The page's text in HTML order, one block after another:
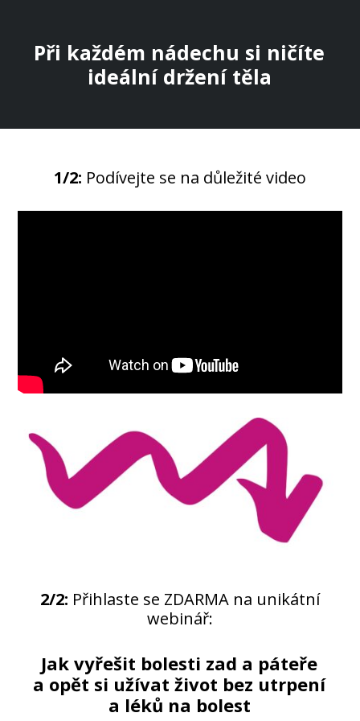
Při každém nádechu si ničíte
ideální držení těla
1/2: Podívejte se na důležité video
2/2: Přihlaste se ZDARMA na unikátní
webinář:
Jak vyřešit bolesti zad a páteře
a opět si užívat život bez utrpení
a léků na bolest